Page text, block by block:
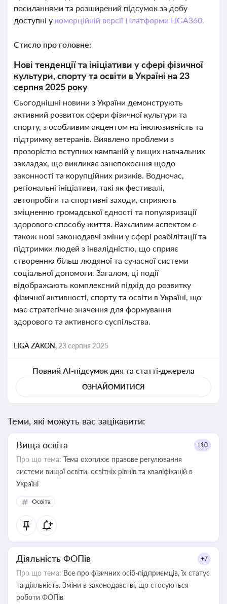
посиланнями та розширений підсумок за добу
доступні у комерційній версії Платформи LIGA360.
Стисло про головне:
Нові тенденції та ініціативи у сфері фізичної
культури, спорту та освіти в Україні на 23
серпня 2025 року
Сьогоднішні новини з України демонструють
активний розвиток сфери фізичної культури та
спорту, з особливим акцентом на інклюзивність та
підтримку ветеранів. Виявлено проблеми з
прозорістю вступних кампаній у вищих навчальних
закладах, що викликає занепокоєння щодо
законності та корупційних ризиків. Водночас,
регіональні ініціативи, такі як фестивалі,
автопробіги та спортивні заходи, сприяють
зміцненню громадської єдності та популяризації
здорового способу життя. Важливим аспектом є
також нові законодавчі зміни у сфері реабілітації та
підтримки людей з інвалідністю, що сприяє
створенню більш людяної та сучасної системи
соціальної допомоги. Загалом, ці події
відображають комплексний підхід до розвитку
фізичної активності, спорту та освіти в Україні, що
має стратегічне значення для формування
здорового та активного суспільства.
LIGA ZAKON, 23 серпня 2025
Повний AI-підсумок дня та статті-джерела
ОЗНАЙОМИТИСЯ
Теми, які можуть вас зацікавити:
Вища освіта +10
Про що тема: Тема охоплює правове регулювання
системи вищої освіти, освітніх рівнів та кваліфікацій в
Україні
Освіта
Діяльність ФОПів +7
Про що тема: Все про фізичних осіб-підприємців, їх статус
та діяльність. Зміни в законодавстві, що стосуються
роботи ФОПів